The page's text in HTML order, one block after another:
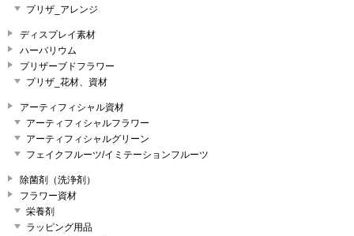
プリザ_アレンジ
ディスプレイ素材
ハーバリウム
プリザーブドフラワー
プリザ_花材、資材
アーティフィシャル資材
アーティフィシャルフラワー
アーティフィシャルグリーン
フェイクフルーツ/イミテーションフルーツ
除菌剤（洗浄剤）
フラワー資材
栄養剤
ラッピング用品